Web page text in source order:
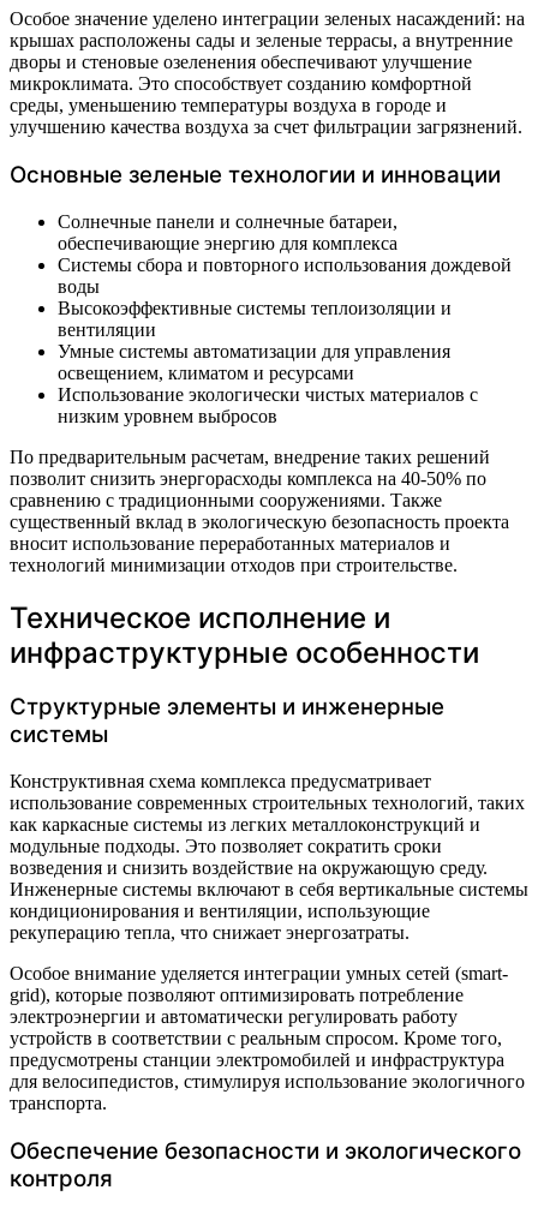
Особое значение уделено интеграции зеленых насаждений: на
крышах расположены сады и зеленые террасы, а внутренние
дворы и стеновые озеленения обеспечивают улучшение
микроклимата. Это способствует созданию комфортной
среды, уменьшению температуры воздуха в городе и
улучшению качества воздуха за счет фильтрации загрязнений.
Основные зеленые технологии и инновации
Солнечные панели и солнечные батареи,
обеспечивающие энергию для комплекса
Системы сбора и повторного использования дождевой
воды
Высокоэффективные системы теплоизоляции и
вентиляции
Умные системы автоматизации для управления
освещением, климатом и ресурсами
Использование экологически чистых материалов с
низким уровнем выбросов
По предварительным расчетам, внедрение таких решений
позволит снизить энергорасходы комплекса на 40-50% по
сравнению с традиционными сооружениями. Также
существенный вклад в экологическую безопасность проекта
вносит использование переработанных материалов и
технологий минимизации отходов при строительстве.
Техническое исполнение и
инфраструктурные особенности
Структурные элементы и инженерные
системы
Конструктивная схема комплекса предусматривает
использование современных строительных технологий, таких
как каркасные системы из легких металлоконструкций и
модульные подходы. Это позволяет сократить сроки
возведения и снизить воздействие на окружающую среду.
Инженерные системы включают в себя вертикальные системы
кондиционирования и вентиляции, использующие
рекуперацию тепла, что снижает энергозатраты.
Особое внимание уделяется интеграции умных сетей (smart-
grid), которые позволяют оптимизировать потребление
электроэнергии и автоматически регулировать работу
устройств в соответствии с реальным спросом. Кроме того,
предусмотрены станции электромобилей и инфраструктура
для велосипедистов, стимулируя использование экологичного
транспорта.
Обеспечение безопасности и экологического
контроля